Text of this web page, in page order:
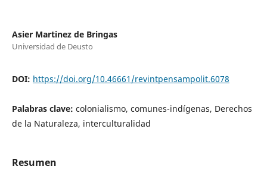
Asier Martinez de Bringas
Universidad de Deusto
DOI: https://doi.org/10.46661/revintpensampolit.6078
Palabras clave: colonialismo, comunes-indígenas, Derechos
de la Naturaleza, interculturalidad
Resumen